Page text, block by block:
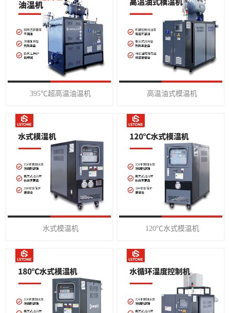
395℃超高温油温机 高温油式模温机
水式模温机 120℃水式模温机